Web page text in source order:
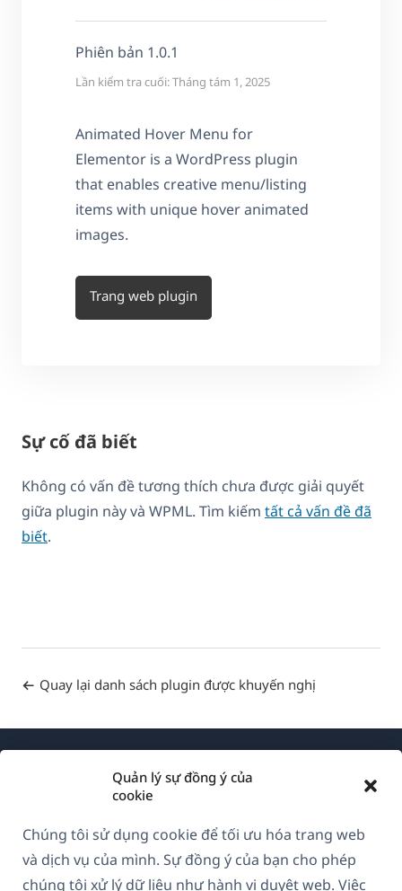
Quản lý sự đồng ý của
cookie
Chúng tôi sử dụng cookie để tối ưu hóa trang web
và dịch vụ của mình. Sự đồng ý của bạn cho phép
chúng tôi xử lý dữ liệu như hành vi duyệt web. Việc
Phiên bản 1.0.1
Lần kiểm tra cuối: Tháng tám 1, 2025
Animated Hover Menu for
Elementor is a WordPress plugin
that enables creative menu/listing
items with unique hover animated
images.
Trang web plugin
Sự cố đã biết
Không có vấn đề tương thích chưa được giải quyết
giữa plugin này và WPML. Tìm kiếm tất cả vấn đề đã
biết.
Quay lại danh sách plugin được khuyến nghị
GDPR & Chính sách Bảo mật